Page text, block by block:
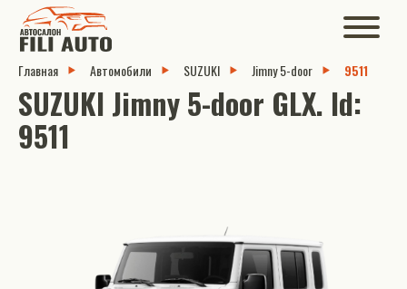
Главная Автомобили SUZUKI Jimny 5-door 9511
SUZUKI Jimny 5-door GLX. Id:
9511